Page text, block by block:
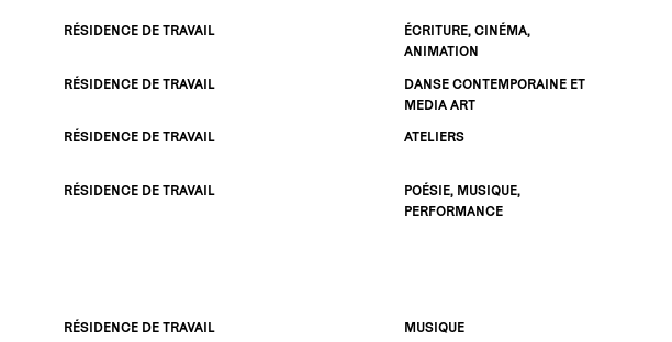
RÉSIDENCE DE TRAVAIL
ÉCRITURE, CINÉMA,
ANIMATION
RÉSIDENCE DE TRAVAIL
DANSE CONTEMPORAINE ET
MEDIA ART
RÉSIDENCE DE TRAVAIL ATELIERS
RÉSIDENCE DE TRAVAIL
POÉSIE, MUSIQUE,
PERFORMANCE
RÉSIDENCE DE TRAVAIL MUSIQUE